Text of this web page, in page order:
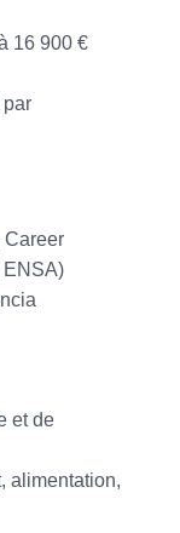
16 900 €
par
Career
ENSA)
et de
alimentation,